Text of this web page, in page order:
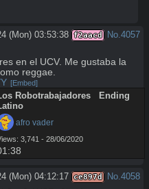
(Mon) 03:53:38 f2aacd No.4057
en el UCV. Me gustaba la
[Embed]
Robotrabajadores   Ending
afro vader
3,741 - 28/06/2020
(Mon) 04:12:17 ce897d No.4058